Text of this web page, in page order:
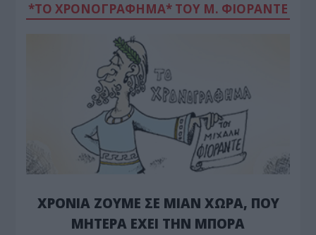
*ΤΟ ΧΡΟΝΟΓΡΑΦΗΜΑ* ΤΟΥ Μ. ΦΙΟΡΆΝΤΕ
ΧΡΟΝΙΑ ΖΟΥΜΕ ΣΕ ΜΙΑΝ ΧΩΡΑ, ΠΟΥ
ΜΗΤΕΡΑ ΕΧΕΙ ΤΗΝ ΜΠΟΡΑ